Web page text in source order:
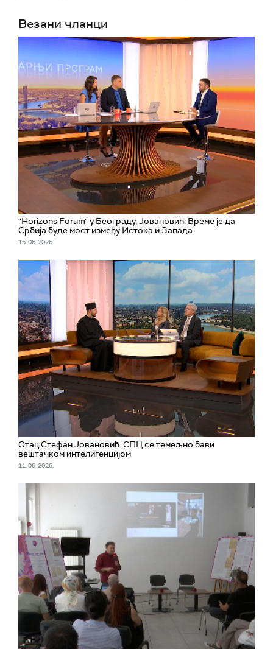
Везани чланци
"Horizons Forum" у Београду, Јовановић: Време је да
Србија буде мост између Истока и Запада
15. 06. 2026.
Отац Стефан Јовановић: СПЦ се темељно бави
вештачком интелигенцијом
11. 06. 2026.